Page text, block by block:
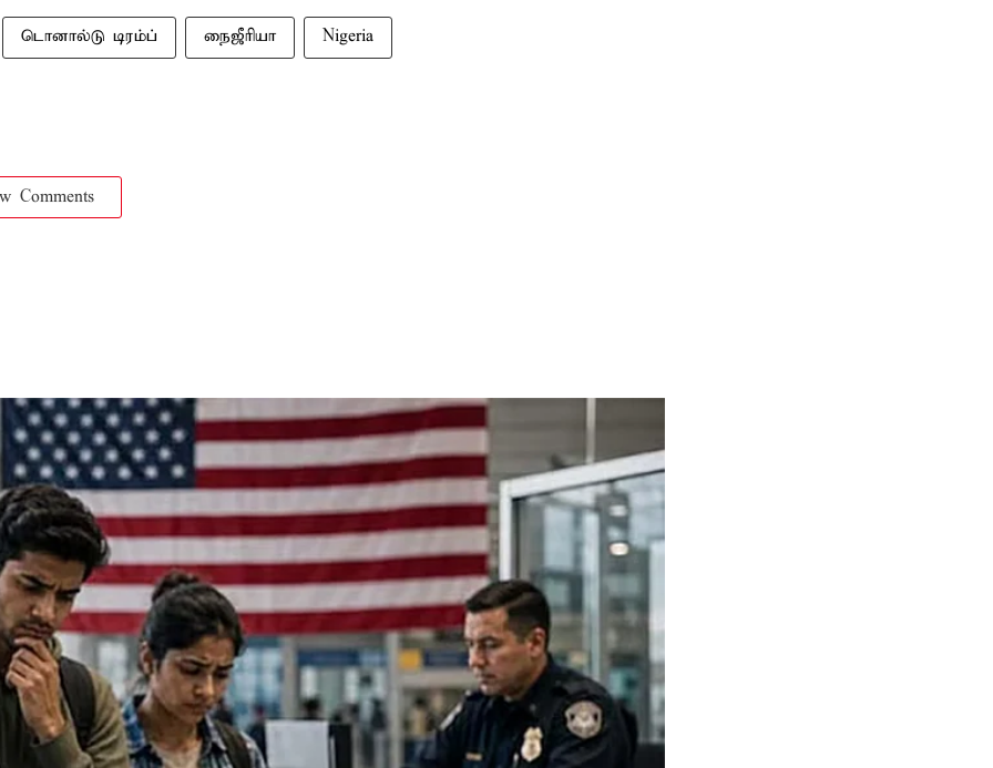
டொனால்டு டிரம்ப் நைஜீரியா Nigeria
Comments